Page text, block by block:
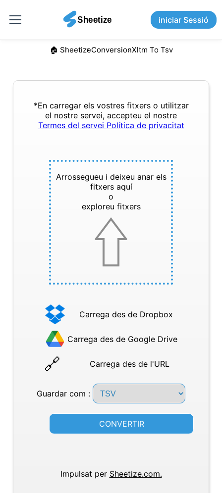
iniciar Sessió
🏠︎ SheetizeConversionXltm To Tsv
*En carregar els vostres fitxers o utilitzar
el nostre servei, accepteu el nostre
Termes del servei Política de privacitat
Arrossegueu i deixeu anar els
fitxers aquí
o
exploreu fitxers
Carrega des de Dropbox
Carrega des de Google Drive
Carrega des de l'URL
Guardar com :
CONVERTIR
Impulsat per Sheetize.com.